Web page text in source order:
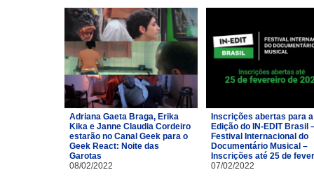
Adriana Gaeta Braga, Erika
Kika e Janne Claudia Cordeiro
estarão no Canal Geek para o
Geek React: Noite das
Garotas
08/02/2022
Inscrições abertas para a
Edição do IN-EDIT Brasil
Festival Internacional do
Documentário Musical –
Inscrições até 25 de
07/02/2022